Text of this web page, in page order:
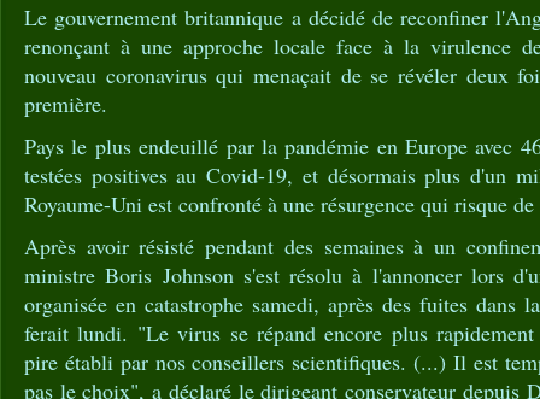
Le gouvernement britannique a décidé de reconfiner
renonçant à une approche locale face à la virulence
nouveau coronavirus qui menaçait de se révéler deux
première.
Pays le plus endeuillé par la pandémie en Europe avec
testées positives au Covid-19, et désormais plus d'un
Royaume-Uni est confronté à une résurgence qui risque
Après avoir résisté pendant des semaines à un
ministre Boris Johnson s'est résolu à l'annoncer lors
organisée en catastrophe samedi, après des fuites dans
ferait lundi. "Le virus se répand encore plus
pire établi par nos conseillers scientifiques. (...) Il est
pas le choix", a déclaré le dirigeant conservateur depuis